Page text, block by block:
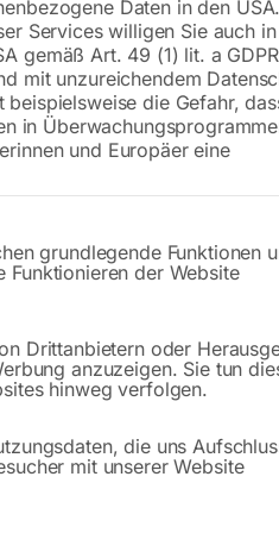
€1.070,40
zzgl.Versandkosten
ca. 2 - 3 Tage
beachten Sie: Die Versandkosten
In den
Sie haben
Gerne
Daten in den
Services willigen Sie auch
gemäß Art. 49 (1) lit. a
mit unzureichendem
beispielsweise die Gefahr,
in
und Europäer eine
für die eine Einwilligung erteilt
grundlegende Funktionen
Funktionieren der Website
Drittanbietern oder
anzuzeigen. Sie tun
hinweg verfolgen.
die uns
mit unserer Website